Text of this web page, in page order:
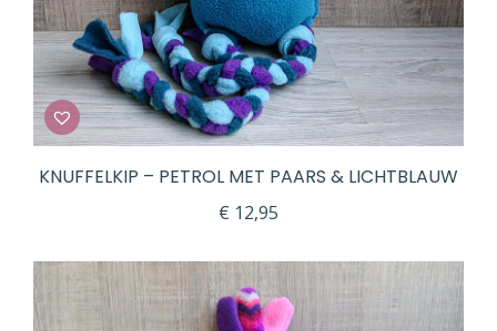
KNUFFELKIP – PETROL MET PAARS & LICHTBLAUW
€ 12,95